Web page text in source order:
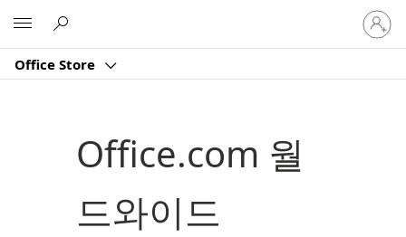
Office Store
귀
하
계
Office.com 월
드와이드